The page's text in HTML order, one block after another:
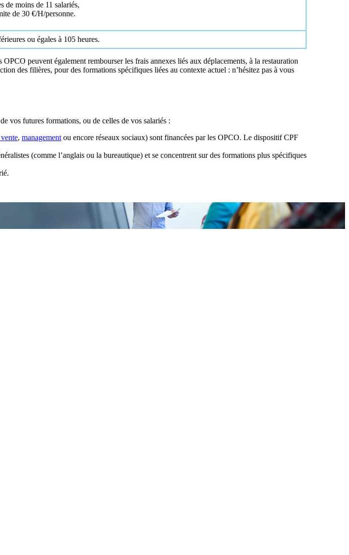
de moins de 11 salariés,
de 30 €/H/personne.
ou égales à 105 heures.
peuvent également rembourser les frais annexes liés aux déplacements, à la restauration
des filières, pour des formations spécifiques liées au contexte actuel : n’hésitez pas à vous
vos futures formations, ou de celles de vos salariés :
, management ou encore réseaux sociaux) sont financées par les OPCO. Le dispositif CPF
(comme l’anglais ou la bureautique) et se concentrent sur des formations plus spécifiques